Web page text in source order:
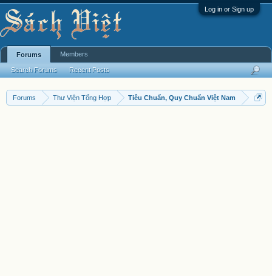
Log in or Sign up
Forums Thư Viện Tổng Hợp Tiêu Chuẩn, Quy Chuẩn Việt Nam
Forums
Search Forums Recent Posts
Members